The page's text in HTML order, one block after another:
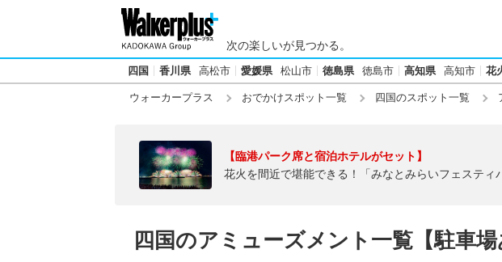
次の楽しいが見つかる。
四国 香川県 高松市 愛媛県 松山市 徳島県 徳島市 高知県 高知市 花
ウォーカープラス おでかけスポット一覧 四国のスポット一覧
【臨港パーク席と宿泊ホテルがセット】
花火を間近で堪能できる！「みなとみらいフェスティ
四国のアミューズメント一覧【駐車場